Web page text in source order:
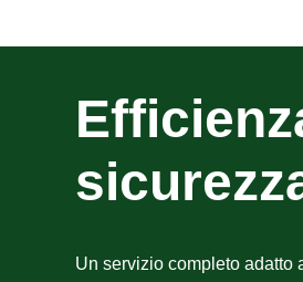
Un servizio completo adatto